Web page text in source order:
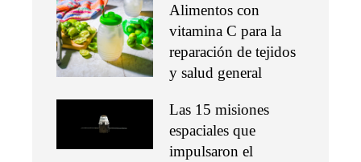
Alimentos con
vitamina C para la
reparación de tejidos
y salud general
Las 15 misiones
espaciales que
impulsaron el